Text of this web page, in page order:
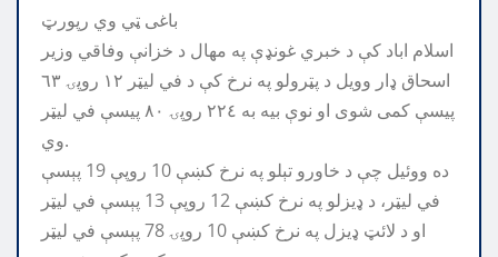
باغی ټي وي رپورټ
اسلام اباد کې د خبري غونډې په مهال د خزانې وفاقي وزير
اسحاق ډار وويل د پټرولو په نرخ کې د في ليټر ١٢ روپۍ ٦٣
پيسې کمى شوى او نوې بيه به ٢٢٤ روپۍ ٨٠ پيسې في ليټر
وي.
ده ووئيل چې د خاورو تېلو په نرخ كښې 10 روپې 19 پېسې
في ليټر، د ډيزلو په نرخ كښې 12 روپې 13 پېسې في ليټر
او د لائټ ډيزل په نرخ كښې 10 روپۍ 78 پېسې في ليټر